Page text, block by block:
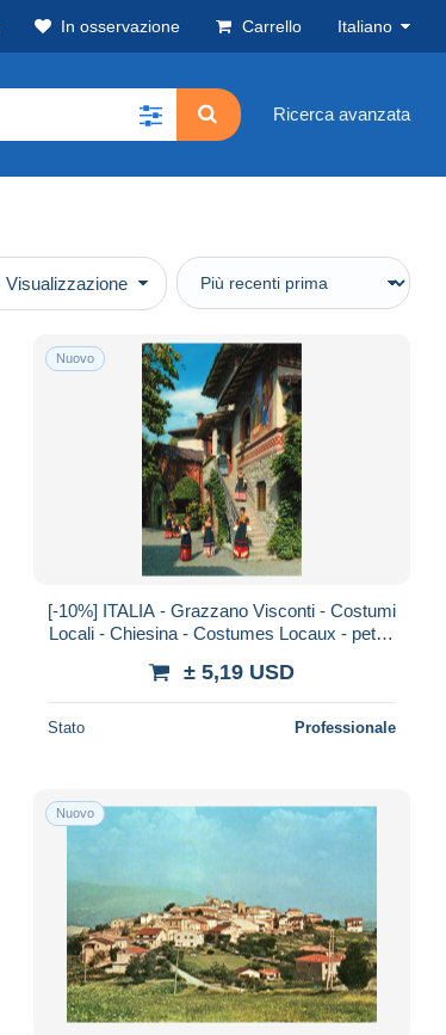
In osservazione Carrello Italiano
Ricerca avanzata
Visualizzazione
Nuovo
[-10%] ITALIA - Grazzano Visconti - Costumi
Locali - Chiesina - Costumes Locaux - petite
± 5,19 USD
Stato Professionale
Nuovo